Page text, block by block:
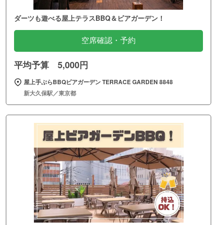
ダーツも遊べる屋上テラスBBQ＆ビアガーデン！
空席確認・予約
平均予算 5,000円
屋上手ぶらBBQビアガーデン TERRACE GARDEN 8848
新大久保駅／東京都